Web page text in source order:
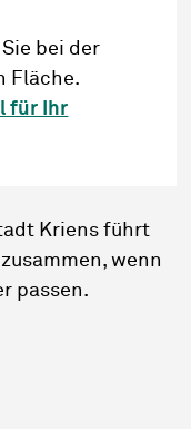
bei der
Fläche.
für Ihr
Kriens führt
wenn
passen.